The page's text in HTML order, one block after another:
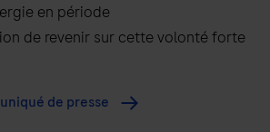
en période
de revenir sur cette volonté forte
de presse